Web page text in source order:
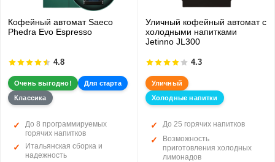
Кофейный автомат Saeco
Phedra Evo Espresso
4.8
Очень выгодно!
Для старта
Классика
До 8 программируемых
горячих напитков
Итальянская сборка и
надежность
Уличный кофейный автомат с
холодными напитками
Jetinno JL300
4.3
Уличный
Холодные напитки
До 25 горячих напитков
Возможность
приготовления холодных
лимонадов